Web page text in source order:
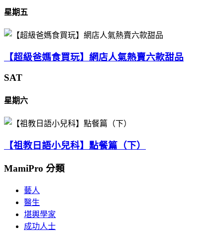
星期五
【超級爸媽食買玩】網店人氣熱賣六款甜品
SAT
星期六
【祖教日語小兒科】點餐篇（下）
MamiPro 分類
藝人
醫生
堪輿學家
成功人士